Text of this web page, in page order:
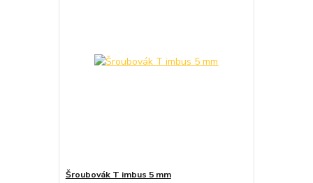
Šroubovák T imbus 5 mm